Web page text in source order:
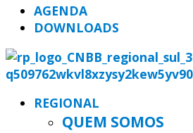
AGENDA
DOWNLOADS
REGIONAL
QUEM SOMOS